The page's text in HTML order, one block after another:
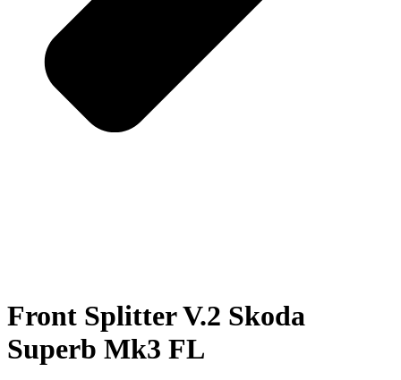
Front Splitter V.2 Skoda
Superb Mk3 FL